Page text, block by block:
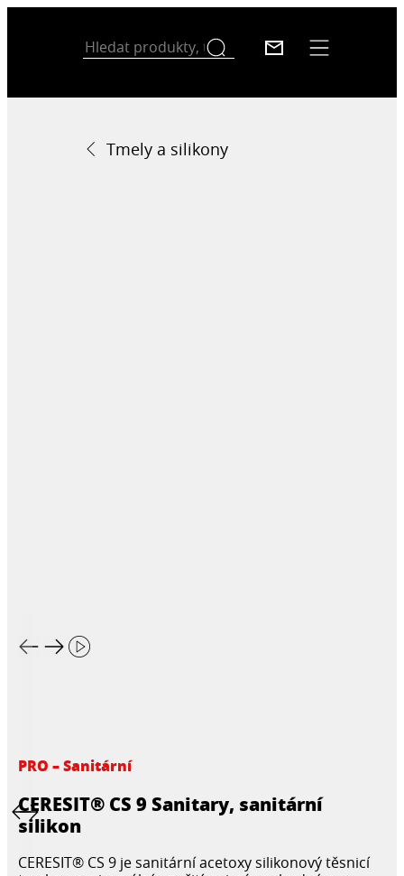
Tmely a silikony
PRO – Sanitární
CERESIT® CS 9 Sanitary, sanitární
silikon
CERESIT® CS 9 je sanitární acetoxy silikonový těsnicí